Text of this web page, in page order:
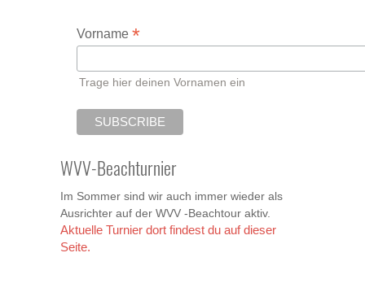
Vorname *
Trage hier deinen Vornamen ein
WVV-Beachturnier
Im Sommer sind wir auch immer wieder als
Ausrichter auf der WVV -Beachtour aktiv.
Aktuelle Turnier dort findest du auf dieser
Seite.